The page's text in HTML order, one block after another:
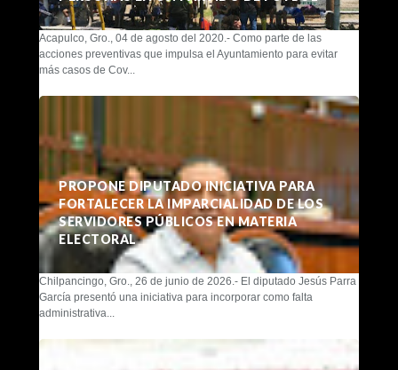
Acapulco, Gro., 04 de agosto del 2020.- Como parte de las
acciones preventivas que impulsa el Ayuntamiento para evitar
más casos de Cov...
PROPONE DIPUTADO INICIATIVA PARA
FORTALECER LA IMPARCIALIDAD DE LOS
SERVIDORES PÚBLICOS EN MATERIA
ELECTORAL
Chilpancingo, Gro., 26 de junio de 2026.- El diputado Jesús Parra
García presentó una iniciativa para incorporar como falta
administrativa...